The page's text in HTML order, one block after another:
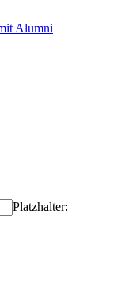
Alumni
Platzhalter: